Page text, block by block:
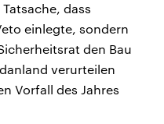
dass
einlegte, sondern
den Bau
verurteilen
Vorfall des Jahres